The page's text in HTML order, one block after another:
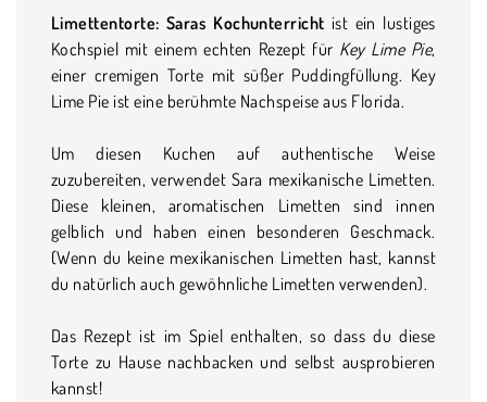
Limettentorte: Saras Kochunterricht ist ein lustiges
Kochspiel mit einem echten Rezept für Key Lime Pie,
einer cremigen Torte mit süßer Puddingfüllung. Key
Lime Pie ist eine berühmte Nachspeise aus Florida.
Um diesen Kuchen auf authentische Weise
zuzubereiten, verwendet Sara mexikanische Limetten.
Diese kleinen, aromatischen Limetten sind innen
gelblich und haben einen besonderen Geschmack.
(Wenn du keine mexikanischen Limetten hast, kannst
du natürlich auch gewöhnliche Limetten verwenden).
Das Rezept ist im Spiel enthalten, so dass du diese
Torte zu Hause nachbacken und selbst ausprobieren
kannst!